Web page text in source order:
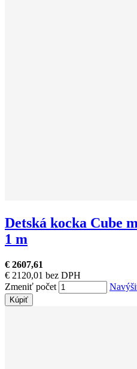
Detská kocka Cube
1 m
€ 2607,61
€ 2120,01 bez DPH
Zmeniť počet
Kúpiť